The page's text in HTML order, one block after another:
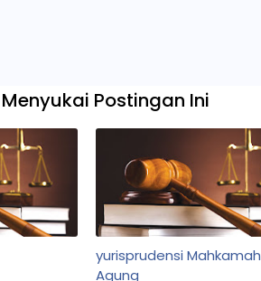
Postingan Ini
yurisprudensi Mahkamah
Agung